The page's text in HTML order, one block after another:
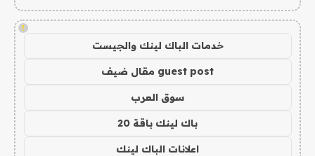
!
خدمات الباك لينك والجيست
guest post مقال ضيف
سوق العرب
باك لينك باقة 20
اعلانات الباك لينك